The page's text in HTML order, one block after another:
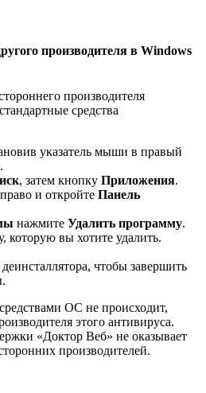
производителя в Windows
производителя
средства
указатель мыши в правый
, затем кнопку Приложения.
и откройте Панель
нажмите Удалить программу.
которую вы хотите удалить.
чтобы завершить
ОС не происходит,
этого антивируса.
«Доктор Веб» не оказывает
производителей.